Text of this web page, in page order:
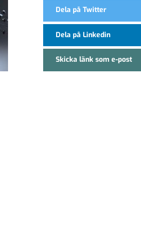
Dela på Twitter
Dela på Linkedin
Skicka länk som e-post